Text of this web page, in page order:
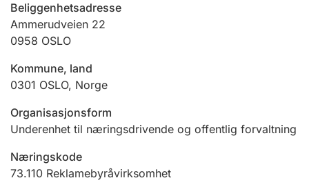
Jeger
Betaling og jegeravgiftskort
Ektepaktveileder
Beliggenhetsadresse
Ammerudveien 22
0958 OSLO
Kommune, land
0301 OSLO, Norge
Organisasjonsform
Underenhet til næringsdrivende og offentlig forvaltning
Næringskode
73.110 Reklamebyråvirksomhet